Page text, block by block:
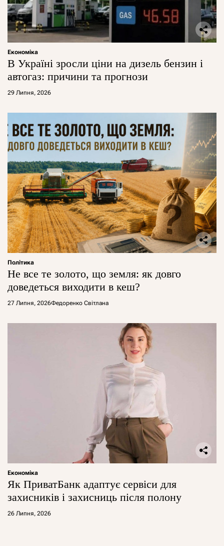
Економіка
В Україні зросли ціни на дизель бензин і
автогаз: причини та прогнози
29 Липня, 2026
Політика
Не все те золото, що земля: як довго
доведеться виходити в кеш?
27 Липня, 2026Федоренко Світлана
Економіка
Як ПриватБанк адаптує сервіси для
захисників і захисниць після полону
26 Липня, 2026